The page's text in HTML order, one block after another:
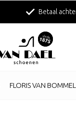
FLORIS VAN
Betaal